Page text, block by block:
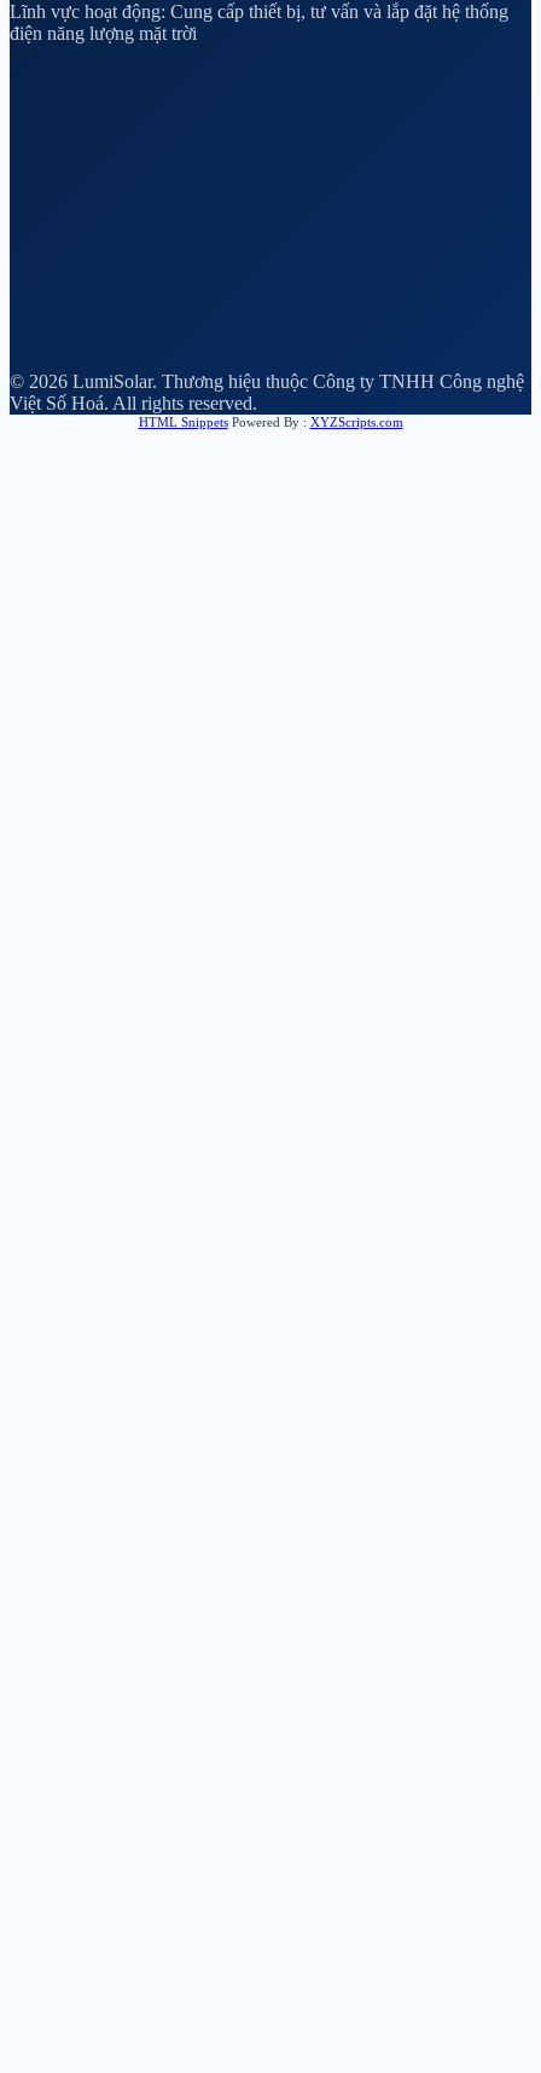
Lĩnh vực hoạt động: Cung cấp thiết bị, tư vấn và lắp đặt hệ thống
điện năng lượng mặt trời
© 2026 LumiSolar. Thương hiệu thuộc Công ty TNHH Công nghệ
Việt Số Hoá. All rights reserved.
HTML SnippetsPowered By : XYZScripts.com